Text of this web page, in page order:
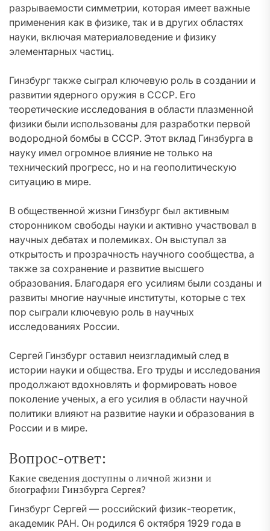
разрываемости симметрии, которая имеет важные
применения как в физике, так и в других областях
науки, включая материаловедение и физику
элементарных частиц.
Гинзбург также сыграл ключевую роль в создании и
развитии ядерного оружия в СССР. Его
теоретические исследования в области плазменной
физики были использованы для разработки первой
водородной бомбы в СССР. Этот вклад Гинзбурга в
науку имел огромное влияние не только на
технический прогресс, но и на геополитическую
ситуацию в мире.
В общественной жизни Гинзбург был активным
сторонником свободы науки и активно участвовал в
научных дебатах и полемиках. Он выступал за
открытость и прозрачность научного сообщества, а
также за сохранение и развитие высшего
образования. Благодаря его усилиям были созданы и
развиты многие научные институты, которые с тех
пор сыграли ключевую роль в научных
исследованиях России.
Сергей Гинзбург оставил неизгладимый след в
истории науки и общества. Его труды и исследования
продолжают вдохновлять и формировать новое
поколение ученых, а его усилия в области научной
политики влияют на развитие науки и образования в
России и в мире.
Вопрос-ответ:
Какие сведения доступны о личной жизни и
биографии Гинзбурга Сергея?
Гинзбург Сергей — российский физик-теоретик,
академик РАН. Он родился 6 октября 1929 года в